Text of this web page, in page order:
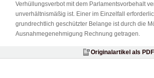
Verhüllungsverbot mit dem Parlamentsvorbehalt
unverhältnismäßig ist. Einer im Einzelfall
grundrechtlich geschützter Belange ist durch die
Ausnahmegenehmigung Rechnung getragen.
Originalartikel als